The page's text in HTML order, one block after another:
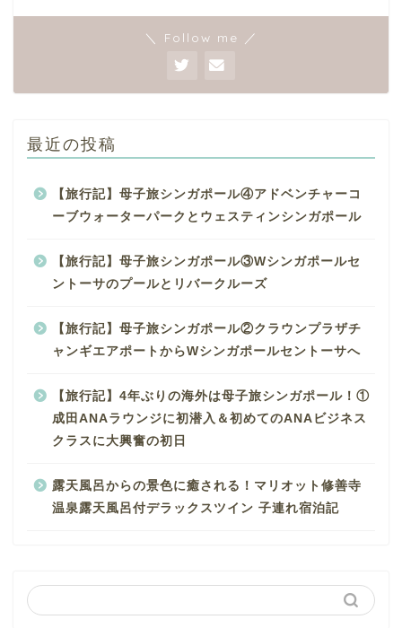
＼ Follow me ／
最近の投稿
【旅行記】母子旅シンガポール④アドベンチャーコ
ーブウォーターパークとウェスティンシンガポール
【旅行記】母子旅シンガポール③Wシンガポールセ
ントーサのプールとリバークルーズ
【旅行記】母子旅シンガポール②クラウンプラザチ
ャンギエアポートからWシンガポールセントーサへ
【旅行記】4年ぶりの海外は母子旅シンガポール！①
成田ANAラウンジに初潜入＆初めてのANAビジネス
クラスに大興奮の初日
露天風呂からの景色に癒される！マリオット修善寺
温泉露天風呂付デラックスツイン 子連れ宿泊記